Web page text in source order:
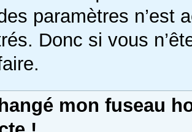
paramètres n’est
Donc si vous
mon fuseau